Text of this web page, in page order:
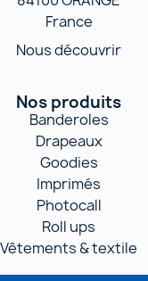
France
Nous découvrir
Nos produits
Banderoles
Drapeaux
Goodies
Imprimés
Photocall
Roll ups
Vêtements & textile